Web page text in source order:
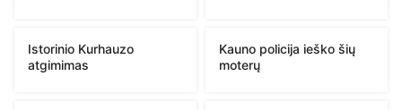
Istorinio Kurhauzo
atgimimas
Kauno policija ieško šių
moterų